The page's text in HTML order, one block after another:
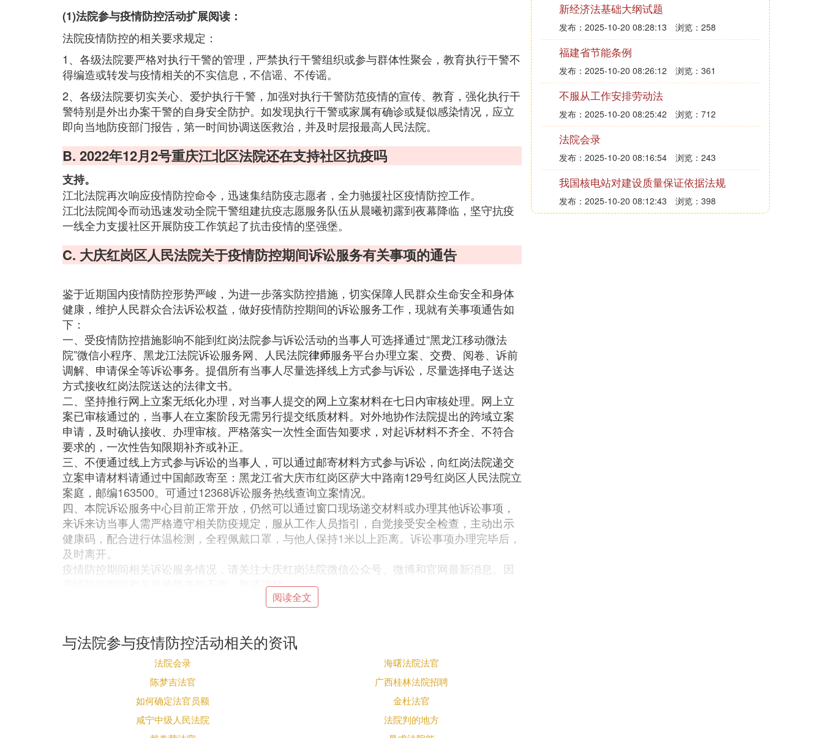
(1)法院参与疫情防控活动扩展阅读：
法院疫情防控的相关要求规定：
1、各级法院要严格对执行干警的管理，严禁执行干警组织或参与群体性聚会，教育执行干警不
得编造或转发与疫情相关的不实信息，不信谣、不传谣。
2、各级法院要切实关心、爱护执行干警，加强对执行干警防范疫情的宣传、教育，强化执行干
警特别是外出办案干警的自身安全防护。如发现执行干警或家属有确诊或疑似感染情况，应立
即向当地防疫部门报告，第一时间协调送医救治，并及时层报最高人民法院。
B. 2022年12月2号重庆江北区法院还在支持社区抗疫吗
支持。
江北法院再次响应疫情防控命令，迅速集结防疫志愿者，全力驰援社区疫情防控工作。
江北法院闻令而动迅速发动全院干警组建抗疫志愿服务队伍从晨曦初露到夜幕降临，坚守抗疫
一线全力支援社区开展防疫工作筑起了抗击疫情的坚强堡。
C. 大庆红岗区人民法院关于疫情防控期间诉讼服务有关事项的通告
鉴于近期国内疫情防控形势严峻，为进一步落实防控措施，切实保障人民群众生命安全和身体
健康，维护人民群众合法诉讼权益，做好疫情防控期间的诉讼服务工作，现就有关事项通告如
下：
一、受疫情防控措施影响不能到红岗法院参与诉讼活动的当事人可选择通过“黑龙江移动微法
院”微信小程序、黑龙江法院诉讼服务网、人民法院律师服务平台办理立案、交费、阅卷、诉前
调解、申请保全等诉讼事务。提倡所有当事人尽量选择线上方式参与诉讼，尽量选择电子送达
方式接收红岗法院送达的法律文书。
二、坚持推行网上立案无纸化办理，对当事人提交的网上立案材料在七日内审核处理。网上立
案已审核通过的，当事人在立案阶段无需另行提交纸质材料。对外地协作法院提出的跨域立案
申请，及时确认接收、办理审核。严格落实一次性全面告知要求，对起诉材料不齐全、不符合
要求的，一次性告知限期补齐或补正。
三、不便通过线上方式参与诉讼的当事人，可以通过邮寄材料方式参与诉讼，向红岗法院递交
立案申请材料请通过中国邮政寄至：黑龙江省大庆市红岗区萨大中路南129号红岗区人民法院立
案庭，邮编163500。可通过12368诉讼服务热线查询立案情况。
四、本院诉讼服务中心目前正常开放，仍然可以通过窗口现场递交材料或办理其他诉讼事项，
来诉来访当事人需严格遵守相关防疫规定，服从工作人员指引，自觉接受安全检查，主动出示
健康码，配合进行体温检测，全程佩戴口罩，与他人保持1米以上距离。诉讼事项办理完毕后，
及时离开。
疫情防控期间相关诉讼服务情况，请关注大庆红岗法院微信公众号、微博和官网最新消息。因
疫情防控期间相关措施带来的不便，敬请谅解。
D. 常州市中级人民法院关于常州疫情防控期间调整诉讼活动
为认真贯彻落实市委市政府关于疫情防控的有关精神，全力做好疫情防控工作，避免因人员大
量聚集导致疫情扩散，维护公众身体健康和生命安全，自即日起，全市两级法院就疫情防控期
间的诉讼服务、案件审理、执行和申诉信访等相关工作方式作如下调整：
一、全市两级法院诉讼服务中心暂时关闭。拟到法院办理申请立案、提交诉讼材料、案件查
询、纠纷调解等诉讼服务事项的，当事人可以通过网络、邮寄、电话等途径办理：
1、在线立案或提交材料。请优先登录江苏法院诉讼服务网，江苏移动微法院。不便开展线上诉
阅读全文
与法院参与疫情防控活动相关的资讯
法院会录
海曙法院法官
陈梦吉法官
广西桂林法院招聘
如何确定法官员额
金杜法官
咸宁中级人民法院
法院判的地方
新经济法基础大纲试题
发布：2025-10-20 08:28:13 浏览：258
福建省节能条例
发布：2025-10-20 08:26:12 浏览：361
不服从工作安排劳动法
发布：2025-10-20 08:25:42 浏览：712
法院会录
发布：2025-10-20 08:16:54 浏览：243
我国核电站对建设质量保证依据法规
发布：2025-10-20 08:12:43 浏览：398